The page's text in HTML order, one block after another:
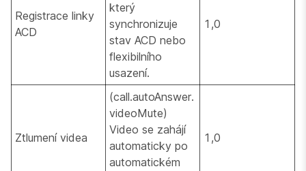
Registrace linky
ACD
který
synchronizuje
stav ACD nebo
flexibilního
usazení.
1,0
Ztlumení videa
(call.autoAnswer.
videoMute)
Video se zahájí
automaticky po
automatickém
1,0